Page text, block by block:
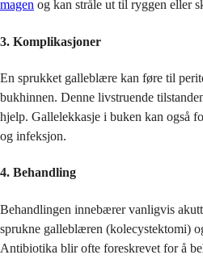
magen og kan stråle ut til ryggen eller
3. Komplikasjoner
En sprukket galleblære kan føre til
bukhinnen. Denne livstruende
hjelp. Gallelekkasje i buken kan også
og infeksjon.
4. Behandling
Behandlingen innebærer vanligvis
sprukne galleblæren (kolecystektomi)
Antibiotika blir ofte foreskrevet for å